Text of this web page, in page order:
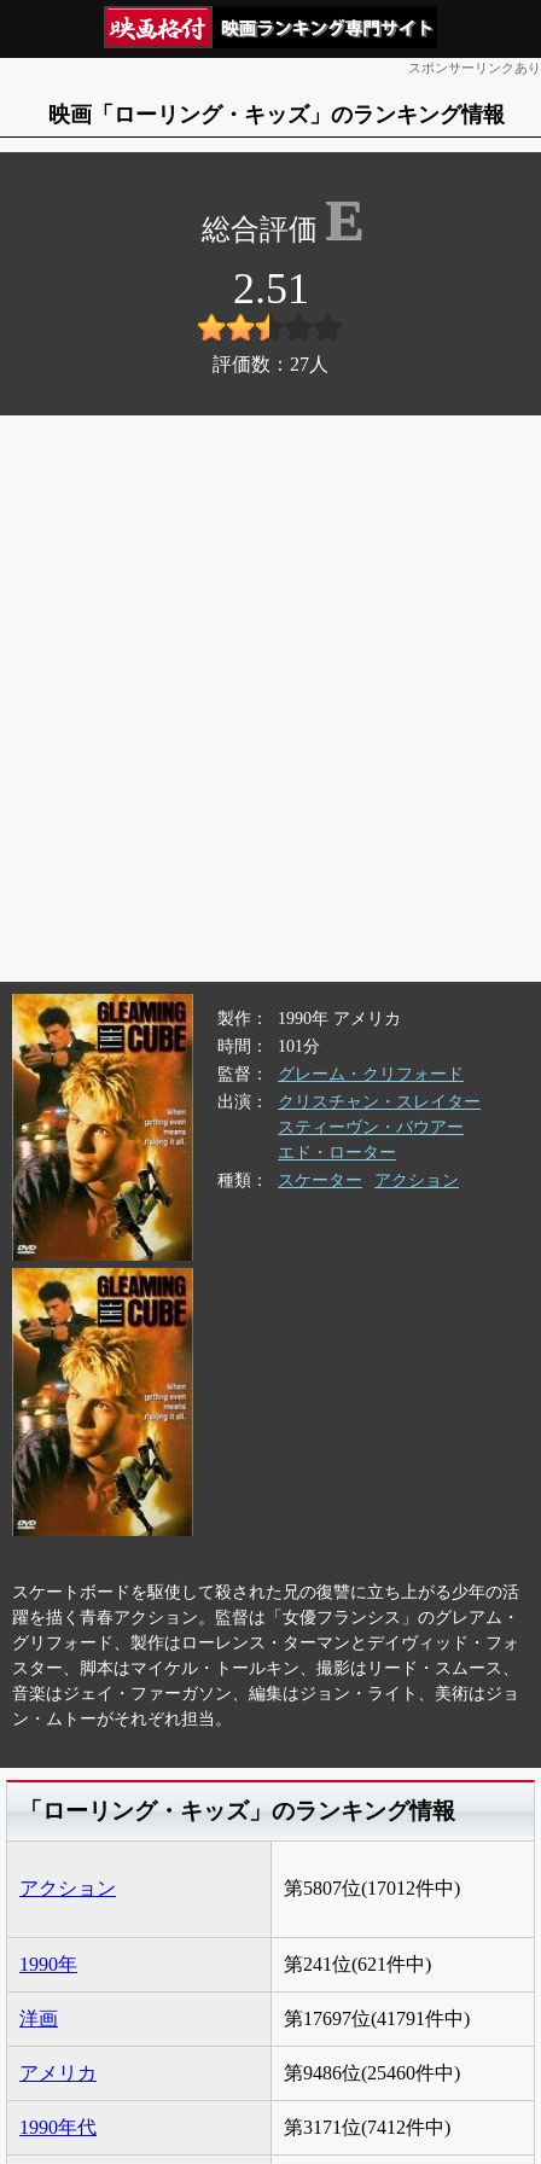
スポンサーリンクあり
映画「ローリング・キッズ」のランキング情報
E
2.51
評価数： 27 人
製作
1990年 アメリカ
時間
101分
監督
グレーム・クリフォード
出演
クリスチャン・スレイター
スティーヴン・バウアー
エド・ローター
種類
スケーター アクション
スケートボードを駆使して殺された兄の復讐に立ち上がる少年の活
躍を描く青春アクション。監督は「女優フランシス」のグレアム・
グリフォード、製作はローレンス・ターマンとデイヴィッド・フォ
スター、脚本はマイケル・トールキン、撮影はリード・スムース、
音楽はジェイ・ファーガソン、編集はジョン・ライト、美術はジョ
ン・ムトーがそれぞれ担当。
「ローリング・キッズ」のランキング情報
アクション 第5807位(17012件中)
1990年 第241位(621件中)
洋画 第17697位(41791件中)
アメリカ 第9486位(25460件中)
1990年代 第3171位(7412件中)